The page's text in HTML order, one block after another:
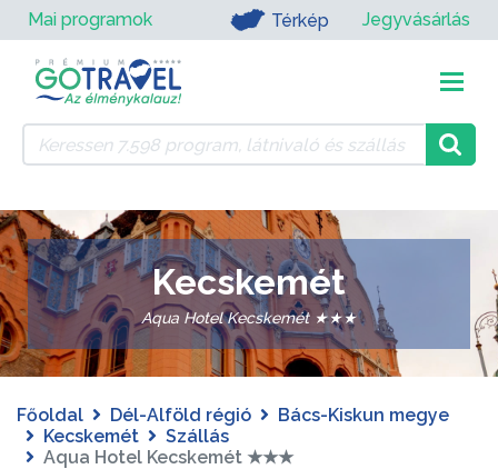
Mai programok Térkép Jegyvásárlás
Kecskemét
Aqua Hotel Kecskemét ★★★
Főoldal Dél-Alföld régió
Bács-Kiskun megye
Kecskemét
Szállás
Aqua Hotel Kecskemét ★★★